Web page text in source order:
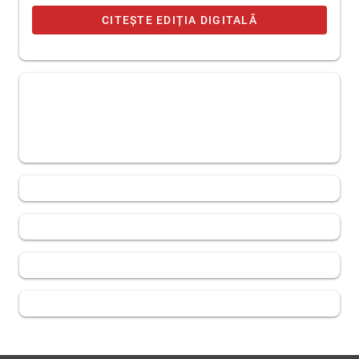
CITEȘTE EDIȚIA DIGITALĂ